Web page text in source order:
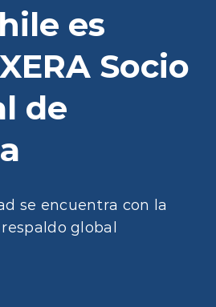
es
Socio
de
se encuentra con la
global